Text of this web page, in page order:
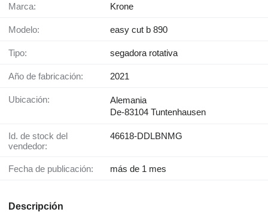
Marca: Krone
Modelo: easy cut b 890
Tipo: segadora rotativa
Año de fabricación: 2021
Ubicación:
Alemania
De-83104 Tuntenhausen
Id. de stock del
vendedor:
46618-DDLBNMG
Fecha de publicación: más de 1 mes
Descripción